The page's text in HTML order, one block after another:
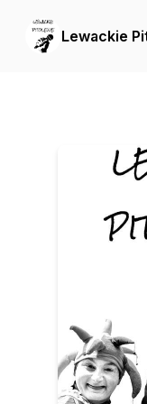
Lewackie